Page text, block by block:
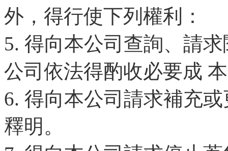
外，得行使下列權利：
5. 得向本公司查詢、請
公司依法得酌收必要成
6. 得向本公司請求補充
釋明。